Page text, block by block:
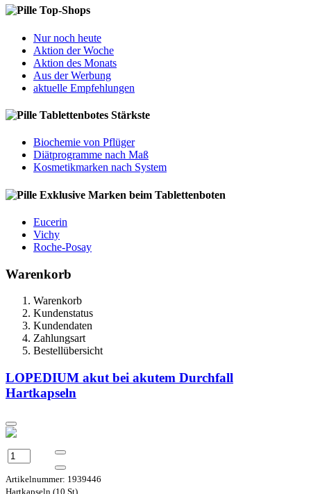
Top-Shops
Nur noch heute
Aktion der Woche
Aktion des Monats
Aus der Werbung
aktuelle Empfehlungen
Tablettenbotes Stärkste
Biochemie von Pflüger
Diätprogramme nach Maß
Kosmetikmarken nach System
Exklusive Marken beim Tablettenboten
Eucerin
Vichy
Roche-Posay
Warenkorb
Warenkorb
Kundenstatus
Kundendaten
Zahlungsart
Bestellübersicht
LOPEDIUM akut bei akutem Durchfall
Hartkapseln
Artikelnummer: 1939446
Hartkapseln (10 St)